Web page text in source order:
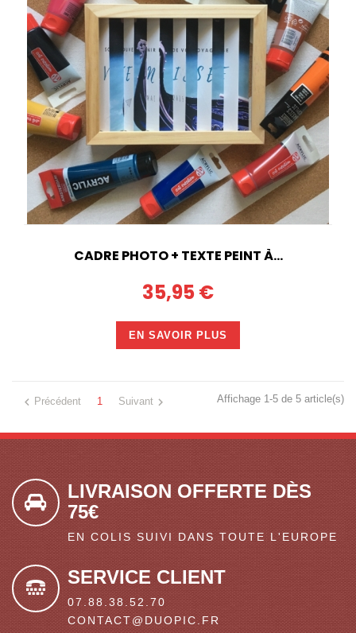
CADRE PHOTO + TEXTE PEINT À...
35,95 €
EN SAVOIR PLUS
 Précédent 1 Suivant  Affichage 1-5 de 5 article(s)
LIVRAISON OFFERTE DÈS
75€
EN COLIS SUIVI DANS TOUTE L'EUROPE
SERVICE CLIENT
07.88.38.52.70
CONTACT@DUOPIC.FR